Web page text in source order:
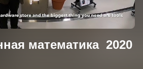
математика  2020